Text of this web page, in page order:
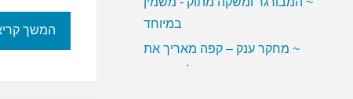
המשך
במיוחד
תוחלת החיים